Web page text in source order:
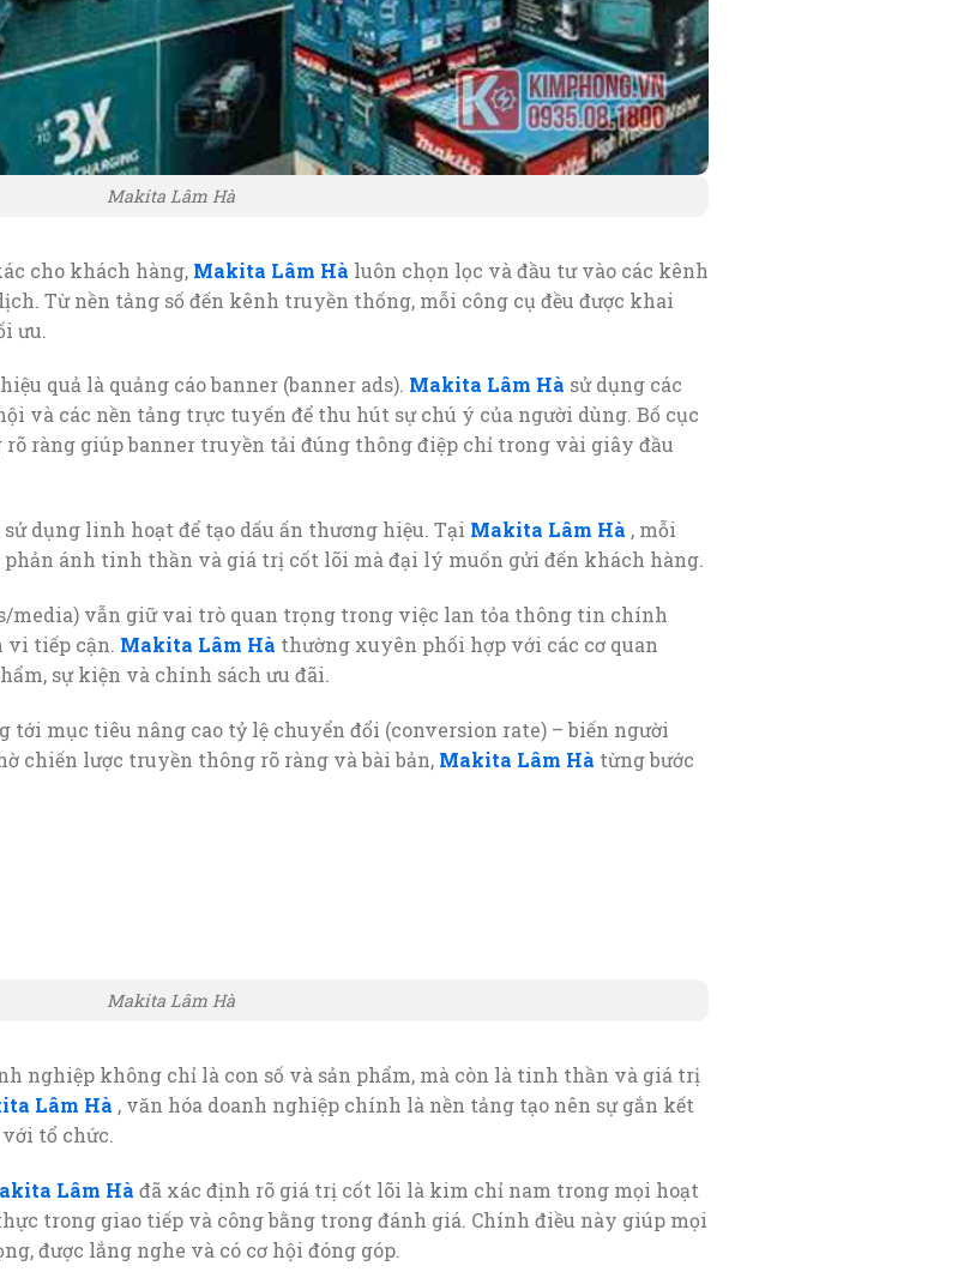
Makita Lâm Hà
cho khách hàng, Makita Lâm Hà luôn chọn lọc và đầu tư vào các kênh
Từ nền tảng số đến kênh truyền thống, mỗi công cụ đều được khai
ưu.
quả là quảng cáo banner (banner ads). Makita Lâm Hà sử dụng các
và các nền tảng trực tuyến để thu hút sự chú ý của người dùng. Bố cục
rõ ràng giúp banner truyền tải đúng thông điệp chỉ trong vài giây đầu
dụng linh hoạt để tạo dấu ấn thương hiệu. Tại Makita Lâm Hà , mỗi
phản ánh tinh thần và giá trị cốt lõi mà đại lý muốn gửi đến khách hàng.
media) vẫn giữ vai trò quan trọng trong việc lan tỏa thông tin chính
vi tiếp cận. Makita Lâm Hà thường xuyên phối hợp với các cơ quan
sự kiện và chính sách ưu đãi.
tới mục tiêu nâng cao tỷ lệ chuyển đổi (conversion rate) – biến người
chiến lược truyền thông rõ ràng và bài bản, Makita Lâm Hà từng bước
Makita Lâm Hà
nghiệp không chỉ là con số và sản phẩm, mà còn là tinh thần và giá trị
Lâm Hà , văn hóa doanh nghiệp chính là nền tảng tạo nên sự gắn kết
tổ chức.
Lâm Hà đã xác định rõ giá trị cốt lõi là kim chỉ nam trong mọi hoạt
trong giao tiếp và công bằng trong đánh giá. Chính điều này giúp mọi
được lắng nghe và có cơ hội đóng góp.